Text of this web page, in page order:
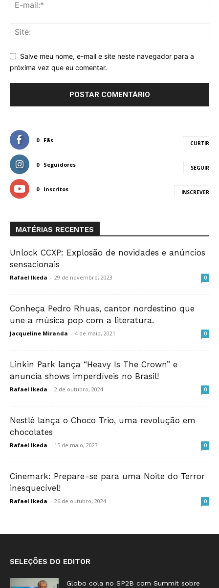
Salve meu nome, e-mail e site neste navegador para a
próxima vez que eu comentar.
0 Fãs CURTIR
0 Seguidores SEGUIR
0 Inscritos INSCREVER
MATÉRIAS RECENTES
Unlock CCXP: Explosão de novidades e anúncios
sensacionais
Rafael Ikeda - 29 de novembro, 2023 0
Conheça Pedro Rhuas, cantor nordestino que
une a música pop com a literatura.
Jacqueline Miranda - 4 de maio, 2021 0
Linkin Park lança “Heavy Is The Crown” e
anuncia shows imperdíveis no Brasil!
Rafael Ikeda - 2 de outubro, 2024 0
Nestlé lança o Choco Trio, uma revolução em
chocolates
Rafael Ikeda - 15 de maio, 2023 0
Cinemark: Prepare-se para uma Noite do Terror
inesquecível!
Rafael Ikeda - 26 de outubro, 2024 0
SELEÇÕES DO EDITOR
Globo cola no SP2B com Summit sobre